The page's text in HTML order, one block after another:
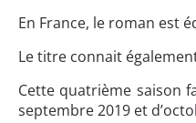
En France, le roman est
Le titre connait
Cette quatrième saison
septembre 2019 et